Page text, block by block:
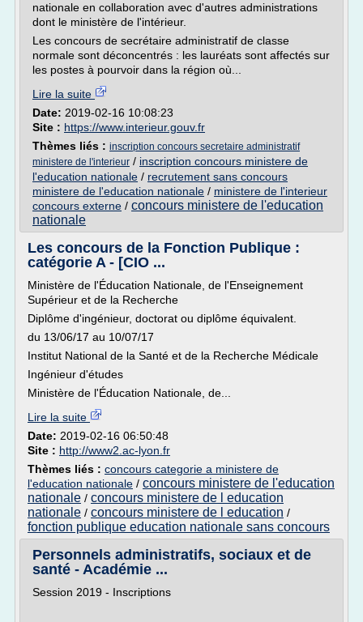
nationale en collaboration avec d'autres administrations
dont le ministère de l'intérieur.
Les concours de secrétaire administratif de classe
normale sont déconcentrés : les lauréats sont affectés sur
les postes à pourvoir dans la région où...
Lire la suite
Date: 2019-02-16 10:08:23
Site : https://www.interieur.gouv.fr
Thèmes liés : inscription concours secretaire administratif
ministere de l'interieur / inscription concours ministere de
l'education nationale / recrutement sans concours
ministere de l'education nationale / ministere de l'interieur
concours externe / concours ministere de l'education
nationale
Les concours de la Fonction Publique :
catégorie A - [CIO ...
Ministère de l'Éducation Nationale, de l'Enseignement
Supérieur et de la Recherche
Diplôme d'ingénieur, doctorat ou diplôme équivalent.
du 13/06/17 au 10/07/17
Institut National de la Santé et de la Recherche Médicale
Ingénieur d'études
Ministère de l'Éducation Nationale, de...
Lire la suite
Date: 2019-02-16 06:50:48
Site : http://www2.ac-lyon.fr
Thèmes liés : concours categorie a ministere de
l'education nationale / concours ministere de l'education
nationale / concours ministere de l education
nationale / concours ministere de l education /
fonction publique education nationale sans concours
Personnels administratifs, sociaux et de
santé - Académie ...
Session 2019 - Inscriptions